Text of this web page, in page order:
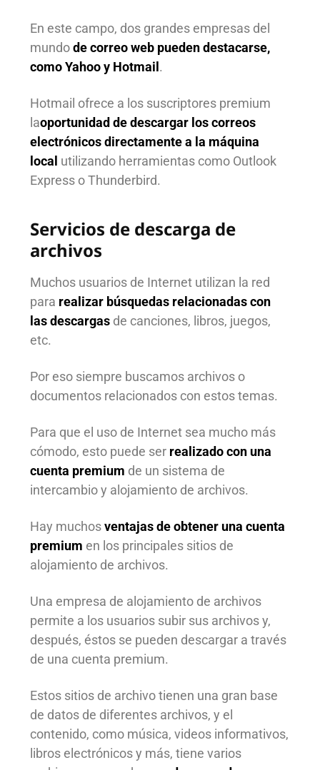
En este campo, dos grandes empresas del
mundode correo web pueden destacarse,
como Yahoo y Hotmail .
Hotmail ofrece a los suscriptores premium
laoportunidad de descargar los correos
electrónicos directamente a la máquina
local utilizando herramientas como Outlook
Express o Thunderbird.
Servicios de descarga de
archivos
Muchos usuarios de Internet utilizan la red
para realizar búsquedas relacionadas con
las descargas de canciones, libros, juegos,
etc.
Por eso siempre buscamos archivos o
documentos relacionados con estos temas.
Para que el uso de Internet sea mucho más
cómodo, esto puede ser realizado con una
cuenta premium de un sistema de
intercambio y alojamiento de archivos.
Hay muchosventajas de obtener una cuenta
premium en los principales sitios de
alojamiento de archivos.
Una empresa de alojamiento de archivos
permite a los usuarios subir sus archivos y,
después, éstos se pueden descargar a través
de una cuenta premium.
Estos sitios de archivo tienen una gran base
de datos de diferentes archivos, y el
contenido, como música, videos informativos,
libros electrónicos y más, tiene varios